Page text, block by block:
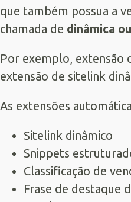
que também possua a
chamada de dinâmica
Por exemplo, extensão
extensão de sitelink
As extensões
Sitelink dinâmico
Snippets
Classificação de
Frase de destaque